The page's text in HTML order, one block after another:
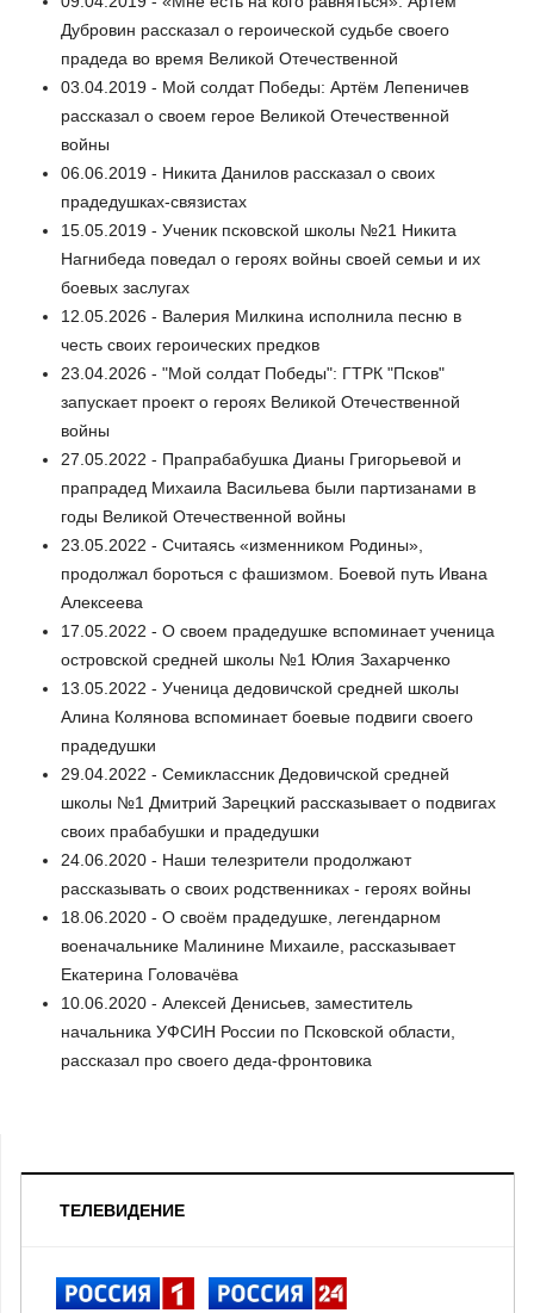
Дубровин рассказал о героической судьбе своего
прадеда во время Великой Отечественной
03.04.2019 - Мой солдат Победы: Артём Лепеничев
рассказал о своем герое Великой Отечественной
войны
06.06.2019 - Никита Данилов рассказал о своих
прадедушках-связистах
15.05.2019 - Ученик псковской школы №21 Никита
Нагнибеда поведал о героях войны своей семьи и их
боевых заслугах
12.05.2026 - Валерия Милкина исполнила песню в
честь своих героических предков
23.04.2026 - "Мой солдат Победы": ГТРК "Псков"
запускает проект о героях Великой Отечественной
войны
27.05.2022 - Прапрабабушка Дианы Григорьевой и
прапрадед Михаила Васильева были партизанами в
годы Великой Отечественной войны
23.05.2022 - Считаясь «изменником Родины»,
продолжал бороться с фашизмом. Боевой путь Ивана
Алексеева
17.05.2022 - О своем прадедушке вспоминает ученица
островской средней школы №1 Юлия Захарченко
13.05.2022 - Ученица дедовичской средней школы
Алина Колянова вспоминает боевые подвиги своего
прадедушки
29.04.2022 - Семиклассник Дедовичской средней
школы №1 Дмитрий Зарецкий рассказывает о подвигах
своих прабабушки и прадедушки
24.06.2020 - Наши телезрители продолжают
рассказывать о своих родственниках - героях войны
18.06.2020 - О своём прадедушке, легендарном
военачальнике Малинине Михаиле, рассказывает
Екатерина Головачёва
10.06.2020 - Алексей Денисьев, заместитель
начальника УФСИН России по Псковской области,
рассказал про своего деда-фронтовика
ТЕЛЕВИДЕНИЕ